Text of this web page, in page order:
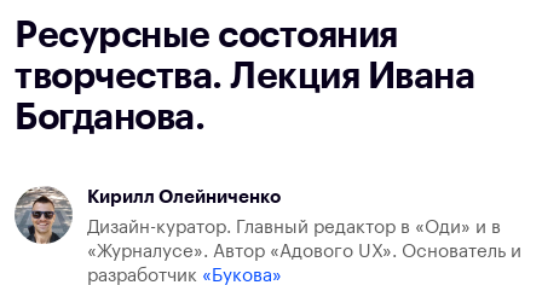
Ресурсные состояния
творчества. Лекция Ивана
Богданова.
Кирилл Олейниченко
Дизайн-куратор. Главный редактор в «Оди» и в
«Журналусе». Автор «Адового UX». Основатель и
разработчик «Букова»